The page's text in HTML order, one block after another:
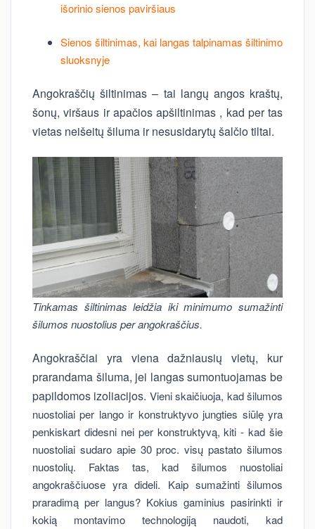
išorinio sienos paviršiaus
Sienos šiltinimas, kai langas talpinamas šiltinimo
sluoksnyje
Angokraščių šiltinimas – tai langų angos kraštų,
šonų, viršaus ir apačios apšiltinimas , kad per tas
vietas neišeitų šiluma ir nesusidarytų šalčio tiltai.
Tinkamas šiltinimas leidžia iki minimumo sumažinti
šilumos nuostolius per angokraščius.
Angokraščiai yra viena dažniausių vietų, kur
prarandama šiluma, jei langas sumontuojamas be
papildomos izoliacijos. Vieni skaičiuoja, kad šilumos
nuostoliai per lango ir konstruktyvo jungties siūlę yra
penkiskart didesni nei per konstruktyvą, kiti - kad šie
nuostoliai sudaro apie 30 proc. visų pastato šilumos
nuostolių. Faktas tas, kad šilumos nuostoliai
angokraščiuose yra dideli. Kaip sumažinti šilumos
praradimą per langus? Kokius gaminius pasirinkti ir
kokią montavimo technologiją naudoti, kad